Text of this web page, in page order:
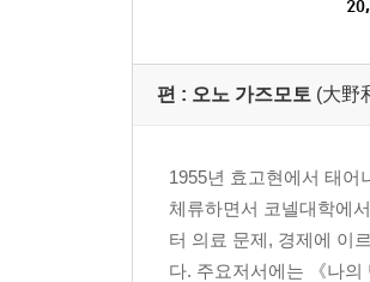
편 : 오노 가즈모토 (大野
1955년 효고현에서 태어
체류하면서 코넬대학에
터 의료 문제, 경제에 이
다. 주요저서에는 《나의